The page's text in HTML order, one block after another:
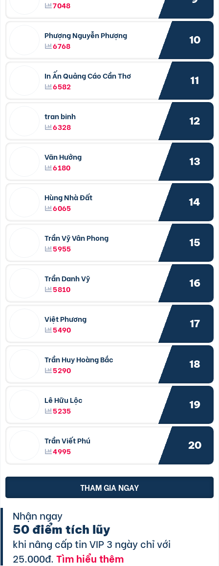
7048
Phượng Nguyễn Phượng
6768
10
In Ấn Quảng Cáo Cần Thơ
6582
11
tran binh
6328
12
Văn Hưởng
6180
13
Hùng Nhà Đất
6065
14
Trần Vỹ Vân Phong
5955
15
Trần Danh Vỹ
5810
16
Việt Phương
5490
17
Trần Huy Hoàng Bắc
5290
18
Lê Hữu Lộc
5235
19
Trần Viết Phú
4995
20
THAM GIA NGAY
Nhận ngay
50 điểm tích lũy
khi nâng cấp tin VIP 3 ngày chỉ với
25.000đ.Tìm hiểu thêm